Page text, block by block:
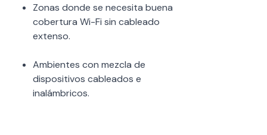
Zonas donde se necesita buena
cobertura Wi-Fi sin cableado
extenso.
Ambientes con mezcla de
dispositivos cableados e
inalámbricos.